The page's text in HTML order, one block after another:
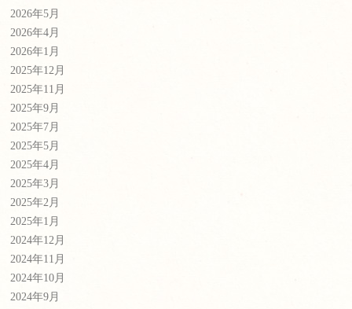
2026年5月
2026年4月
2026年1月
2025年12月
2025年11月
2025年9月
2025年7月
2025年5月
2025年4月
2025年3月
2025年2月
2025年1月
2024年12月
2024年11月
2024年10月
2024年9月